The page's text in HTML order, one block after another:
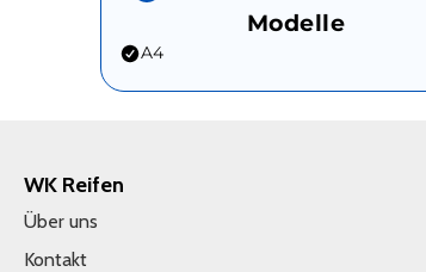
Modelle
A4
WK Reifen
Über uns
Kontakt